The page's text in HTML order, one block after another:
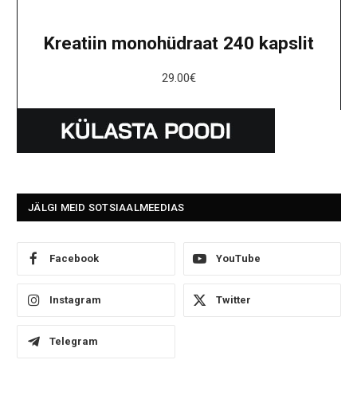
Kreatiin monohüdraat 240 kapslit
29.00€
JÄLGI MEID SOTSIAALMEEDIAS
Facebook YouTube
Instagram Twitter
Telegram